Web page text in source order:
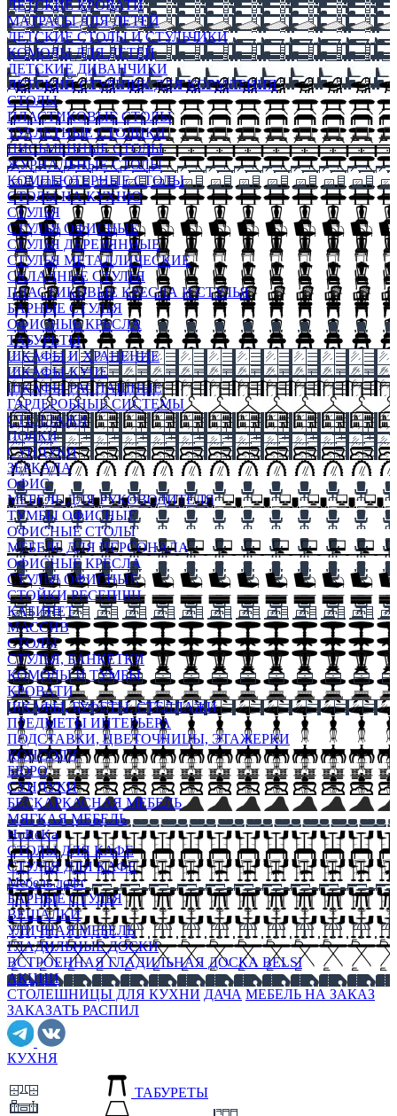
ДЕТСКИЕ КРОВАТИ
МАТРАСЫ ДЛЯ ДЕТЕЙ
ДЕТСКИЕ СТОЛЫ И СТУЛЬЧИКИ
КОМОДЫ ДЛЯ ДЕТЕЙ
ДЕТСКИЕ ДИВАНЧИКИ
ДЕТСКИЙ СТУЛЬЧИК ДЛЯ КОРМЛЕНИЯ
СТОЛЫ
ПЛАСТИКОВЫЕ СТОЛЫ
ТУАЛЕТНЫЕ СТОЛИКИ
ПИСЬМЕННЫЕ СТОЛЫ
ЖУРНАЛЬНЫЕ СТОЛЫ
КОМПЬЮТЕРНЫЕ СТОЛЫ
СТОЛЫ НА КУХНЮ
СТУЛЬЯ
СТУЛЬЯ ОФИСНЫЕ
СТУЛЬЯ ДЕРЕВЯННЫЕ
СТУЛЬЯ МЕТАЛЛИЧЕСКИЕ
СКЛАДНЫЕ СТУЛЬЯ
ПЛАСТИКОВЫЕ КРЕСЛА И СТУЛЬЯ
БАРНЫЕ СТУЛЬЯ
ОФИСНЫЕ КРЕСЛА
ТАБУРЕТЫ
ШКАФЫ И ХРАНЕНИЕ
ШКАФЫ-КУПЕ
ШКАФЫ-РАСПАШНЫЕ
ГАРДЕРОБНЫЕ СИСТЕМЫ
СТЕЛЛАЖИ
ПОЛКИ
СУНДУКИ
ЗЕРКАЛА
ОФИС
МЕБЕЛЬ ДЛЯ РУКОВОДИТЕЛЯ
ТУМБЫ ОФИСНЫЕ
ОФИСНЫЕ СТОЛЫ
МЕБЕЛЬ ДЛЯ ПЕРСОНАЛА
ОФИСНЫЕ КРЕСЛА
СТУЛЬЯ ОФИСНЫЕ
СТОЙКИ РЕСЕПШН
КАБИНЕТ
МАССИВ
СТОЛЫ
СТУЛЬЯ, БАНКЕТКИ
КОМОДЫ И ТУМБЫ
КРОВАТИ
ШКАФЫ, БУФЕТЫ, СТЕЛЛАЖИ
ПРЕДМЕТЫ ИНТЕРЬЕРА
ПОДСТАВКИ, ЦВЕТОЧНИЦЫ, ЭТАЖЕРКИ
КОНСОЛИ
БЮРО
СУНДУКИ
БЕСКАРКАСНАЯ МЕБЕЛЬ
МЯГКАЯ МЕБЕЛЬ
HoReKa
СТОЛЫ ДЛЯ КАФЕ
СТУЛЬЯ ДЛЯ КАФЕ
Мебель лофт
БАРНЫЕ СТУЛЬЯ
ВЕШАЛКИ
УЛИЧНАЯ МЕБЕЛЬ
ГЛАДИЛЬНЫЕ ДОСКИ
ВСТРОЕННАЯ ГЛАДИЛЬНАЯ ДОСКА BELSI
АКЦИИ
СТОЛЕШНИЦЫ ДЛЯ КУХНИ ДАЧА МЕБЕЛЬ НА ЗАКАЗ
ЗАКАЗАТЬ РАСПИЛ
КУХНЯ
ТАБУРЕТЫ